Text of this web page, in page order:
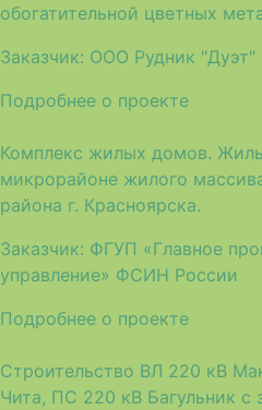
обогатительной цветных
Заказчик: ООО Рудник "Дуэт"
Подробнее о проекте
Комплекс жилых домов.
микрорайоне жилого
района г. Красноярска.
Заказчик: ФГУП «Главное
управление» ФСИН России
Подробнее о проекте
Строительство ВЛ 220 кВ
Чита, ПС 220 кВ Багульник с